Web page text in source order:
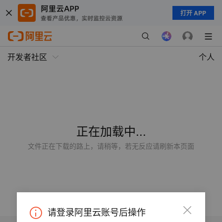
打开 APP
开发者社区 个人
正在加载中...
文件正在下载的路上，请稍等，若无反应请刷新本页面
请登录阿里云账号后操作